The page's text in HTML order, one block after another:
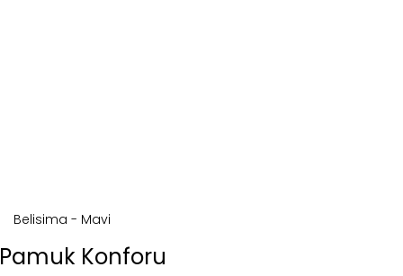
Pamuk Konforu